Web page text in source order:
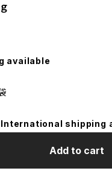
available
International shipping
Add to cart